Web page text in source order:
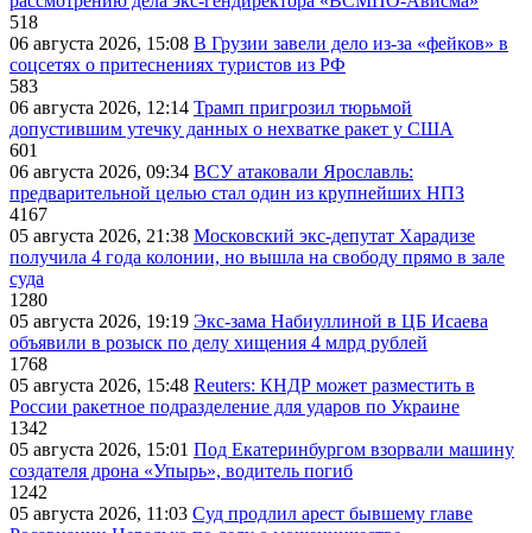
518
06 августа 2026, 15:08 В Грузии завели дело из-за «фейков» в
соцсетях о притеснениях туристов из РФ
583
06 августа 2026, 12:14 Трамп пригрозил тюрьмой
допустившим утечку данных о нехватке ракет у США
601
06 августа 2026, 09:34 ВСУ атаковали Ярославль:
предварительной целью стал один из крупнейших НПЗ
4167
05 августа 2026, 21:38 Московский экс-депутат Харадизе
получила 4 года колонии, но вышла на свободу прямо в зале
суда
1280
05 августа 2026, 19:19 Экс-зама Набиуллиной в ЦБ Исаева
объявили в розыск по делу хищения 4 млрд рублей
1768
05 августа 2026, 15:48 Reuters: КНДР может разместить в
России ракетное подразделение для ударов по Украине
1342
05 августа 2026, 15:01 Под Екатеринбургом взорвали машину
создателя дрона «Упырь», водитель погиб
1242
05 августа 2026, 11:03 Суд продлил арест бывшему главе